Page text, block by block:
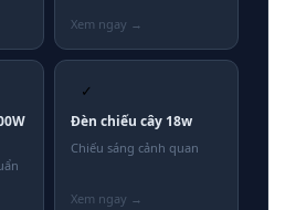
✓
Đèn chiếu cây 18w
Chiếu sáng cảnh quan